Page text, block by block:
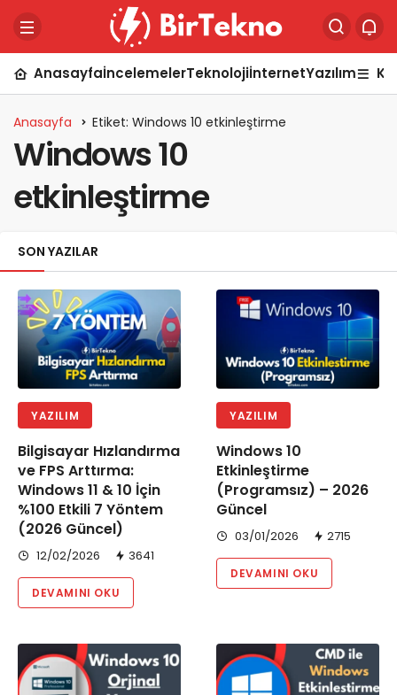
AnasayfaİncelemelerTeknolojiİnternetYazılım
Anasayfa Etiket: Windows 10 etkinleştirme
Windows 10
etkinleştirme
SON YAZILAR
YAZILIM
Bilgisayar Hızlandırma
ve FPS Arttırma:
Windows 11 & 10 İçin
%100 Etkili 7 Yöntem
(2026 Güncel)
12/02/2026 3641
DEVAMINI OKU
YAZILIM
Windows 10
Etkinleştirme
(Programsız) – 2026
Güncel
03/01/2026 2715
DEVAMINI OKU